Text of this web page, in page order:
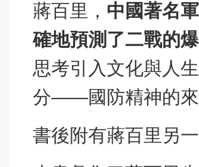
蔣百里， 中國著名
確地預測了二戰的
思考引入文化與人
分——國防精神的
書後附有蔣百里另